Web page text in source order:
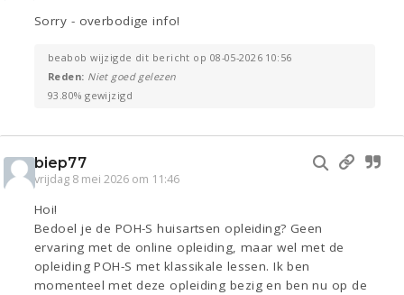
Sorry - overbodige info!
beabob wijzigde dit bericht op 08-05-2026 10:56
Reden: Niet goed gelezen
93.80% gewijzigd
biep77
vrijdag 8 mei 2026 om 11:46
Hoi!
Bedoel je de POH-S huisartsen opleiding? Geen
ervaring met de online opleiding, maar wel met de
opleiding POH-S met klassikale lessen. Ik ben
momenteel met deze opleiding bezig en ben nu op de